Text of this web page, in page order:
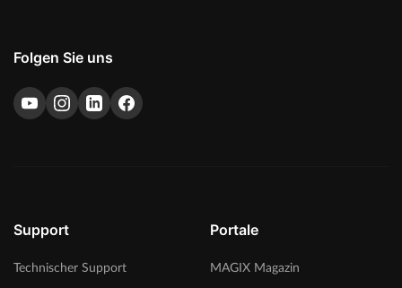
Folgen Sie uns
Support
Technischer Support
Portale
MAGIX Magazin